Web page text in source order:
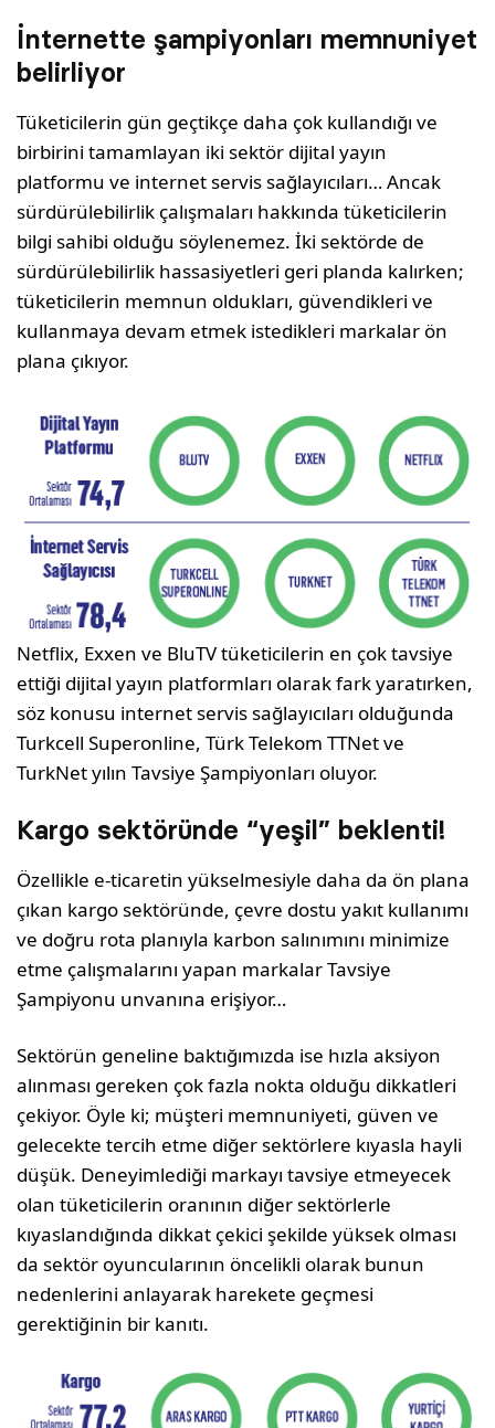
İnternette şampiyonları memnuniyet
belirliyor
Tüketicilerin gün geçtikçe daha çok kullandığı ve
birbirini tamamlayan iki sektör dijital yayın
platformu ve internet servis sağlayıcıları… Ancak
sürdürülebilirlik çalışmaları hakkında tüketicilerin
bilgi sahibi olduğu söylenemez. İki sektörde de
sürdürülebilirlik hassasiyetleri geri planda kalırken;
tüketicilerin memnun oldukları, güvendikleri ve
kullanmaya devam etmek istedikleri markalar ön
plana çıkıyor.
Netflix, Exxen ve BluTV tüketicilerin en çok tavsiye
ettiği dijital yayın platformları olarak fark yaratırken,
söz konusu internet servis sağlayıcıları olduğunda
Turkcell Superonline, Türk Telekom TTNet ve
TurkNet yılın Tavsiye Şampiyonları oluyor.
Kargo sektöründe “yeşil” beklenti!
Özellikle e-ticaretin yükselmesiyle daha da ön plana
çıkan kargo sektöründe, çevre dostu yakıt kullanımı
ve doğru rota planıyla karbon salınımını minimize
etme çalışmalarını yapan markalar Tavsiye
Şampiyonu unvanına erişiyor…
Sektörün geneline baktığımızda ise hızla aksiyon
alınması gereken çok fazla nokta olduğu dikkatleri
çekiyor. Öyle ki; müşteri memnuniyeti, güven ve
gelecekte tercih etme diğer sektörlere kıyasla hayli
düşük. Deneyimlediği markayı tavsiye etmeyecek
olan tüketicilerin oranının diğer sektörlerle
kıyaslandığında dikkat çekici şekilde yüksek olması
da sektör oyuncularının öncelikli olarak bunun
nedenlerini anlayarak harekete geçmesi
gerektiğinin bir kanıtı.